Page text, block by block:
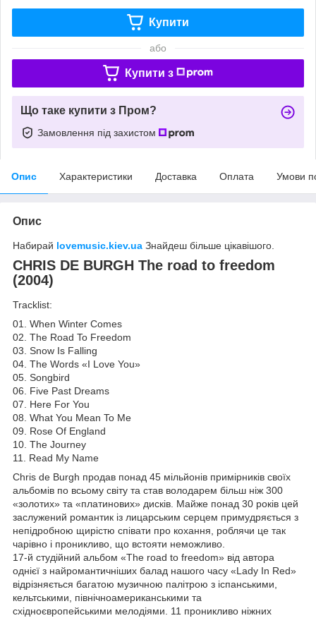
Купити
або
Купити з
Що таке купити з Пром?
Замовлення під захистом
Опис Характеристики Доставка Оплата Умови
Опис
Набирай lovemusic.kiev.ua Знайдеш більше цікавішого.
CHRIS DE BURGH The road to freedom
(2004)
Tracklist:
01. When Winter Comes
02. The Road To Freedom
03. Snow Is Falling
04. The Words «I Love You»
05. Songbird
06. Five Past Dreams
07. Here For You
08. What You Mean To Me
09. Rose Of England
10. The Journey
11. Read My Name
Chris de Burgh продав понад 45 мільйонів примірників своїх
альбомів по всьому світу та став володарем більш ніж 300
«золотих» та «платинових» дисків. Майже понад 30 років цей
заслужений романтик із лицарським серцем примудряється з
непідробною щирістю співати про кохання, роблячи це так
чарівно і проникливо, що встояти неможливо.
17-й студійний альбом «The road to freedom» від автора
однієї з найромантичніших балад нашого часу «Lady In Red»
відрізняється багатою музичною палітрою з іспанськими,
кельтськими, північноамериканськими та
східноєвропейськими мелодіями. 11 проникливо ніжних